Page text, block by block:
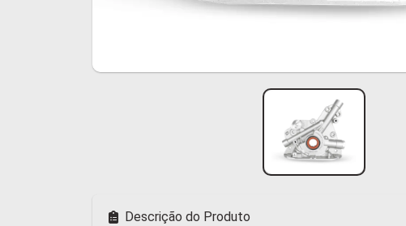
Descrição do Produto